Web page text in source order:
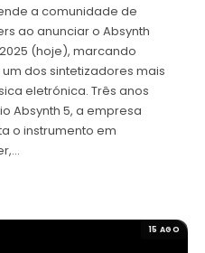
a comunidade de
ao anunciar o Absynth
(hoje), marcando
dos sintetizadores mais
eletrónica. Três anos
Absynth 5, a empresa
o instrumento em
15 AGO